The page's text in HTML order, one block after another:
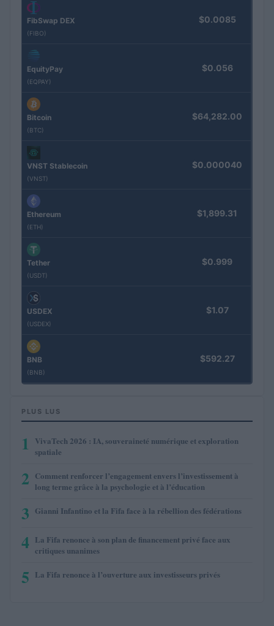
FibSwap DEX
(FIBO)
$0.0085
EquityPay
(EQPAY)
$0.056
Bitcoin
(BTC)
$64,282.00
VNST Stablecoin
(VNST)
$0.000040
Ethereum
(ETH)
$1,899.31
Tether
(USDT)
$0.999
USDEX
(USDEX)
$1.07
BNB
(BNB)
$592.27
PLUS LUS
1
VivaTech 2026 : IA, souveraineté numérique et exploration
spatiale
2 Comment renforcer l’engagement envers l’investissement à
long terme grâce à la psychologie et à l’éducation
3 Gianni Infantino et la Fifa face à la rébellion des fédérations
4 La Fifa renonce à son plan de financement privé face aux
critiques unanimes
5 La Fifa renonce à l’ouverture aux investisseurs privés